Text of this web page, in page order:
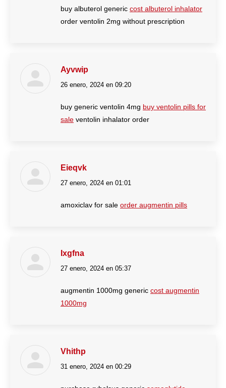
buy albuterol generic cost albuterol inhalator
order ventolin 2mg without prescription
Ayvwip
dice:
26 enero, 2024 en 09:20
buy generic ventolin 4mg buy ventolin pills for
sale ventolin inhalator order
Eieqvk
dice:
27 enero, 2024 en 01:01
amoxiclav for sale order augmentin pills
Ixgfna
dice:
27 enero, 2024 en 05:37
augmentin 1000mg generic cost augmentin
1000mg
Vhithp
dice:
31 enero, 2024 en 00:29